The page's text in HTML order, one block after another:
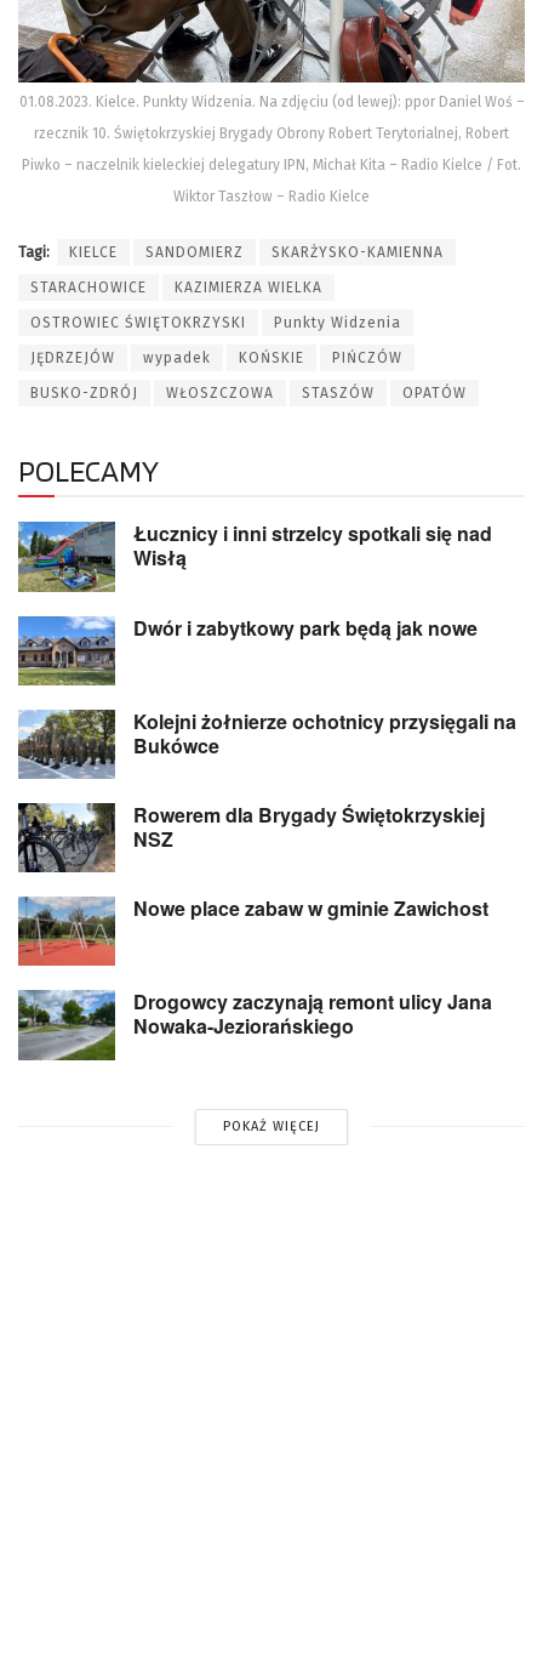
01.08.2023. Kielce. Punkty Widzenia. Na zdjęciu (od lewej): ppor Daniel Woś –
rzecznik 10. Świętokrzyskiej Brygady Obrony Robert Terytorialnej, Robert
Piwko – naczelnik kieleckiej delegatury IPN, Michał Kita – Radio Kielce / Fot.
Wiktor Taszłow – Radio Kielce
Tagi: KIELCE SANDOMIERZ SKARŻYSKO-KAMIENNA
STARACHOWICE KAZIMIERZA WIELKA
OSTROWIEC ŚWIĘTOKRZYSKI Punkty Widzenia
JĘDRZEJÓW wypadek KOŃSKIE PIŃCZÓW
BUSKO-ZDRÓJ WŁOSZCZOWA STASZÓW OPATÓW
POLECAMY
Łucznicy i inni strzelcy spotkali się nad
Wisłą
Dwór i zabytkowy park będą jak nowe
Kolejni żołnierze ochotnicy przysięgali na
Bukówce
Rowerem dla Brygady Świętokrzyskiej
NSZ
Nowe place zabaw w gminie Zawichost
Drogowcy zaczynają remont ulicy Jana
Nowaka-Jeziorańskiego
POKAŻ WIĘCEJ